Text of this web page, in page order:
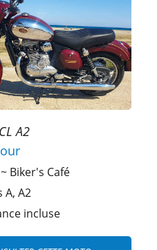
A2
~ Biker's Café
A, A2
incluse